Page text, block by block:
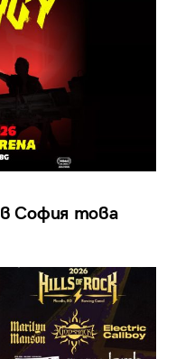
в София това